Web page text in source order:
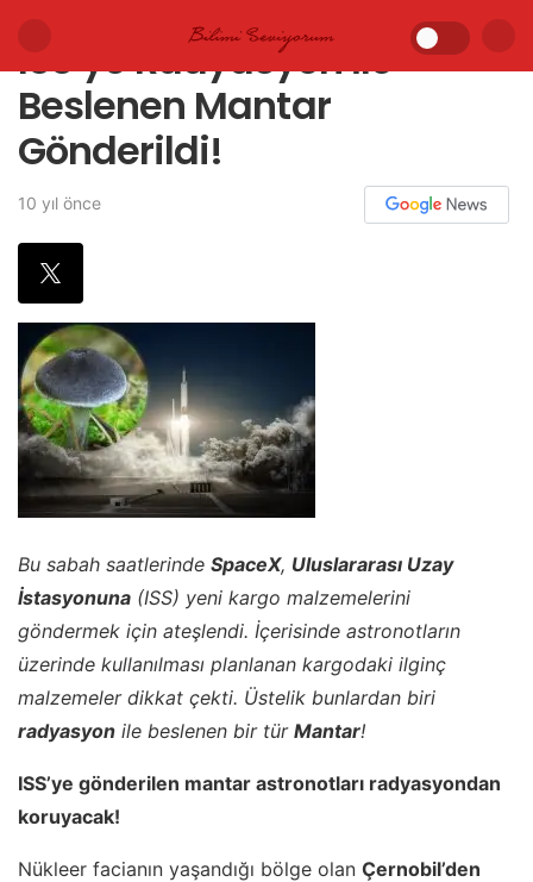
ISS’ye Radyasyon İle
Beslenen Mantar
Gönderildi!
10 yıl önce
Bu sabah saatlerinde SpaceX, Uluslararası Uzay
İstasyonuna (ISS) yeni kargo malzemelerini
göndermek için ateşlendi. İçerisinde astronotların
üzerinde kullanılması planlanan kargodaki ilginç
malzemeler dikkat çekti. Üstelik bunlardan biri
radyasyon ile beslenen bir tür Mantar!
ISS’ye gönderilen mantar astronotları radyasyondan
koruyacak!
Nükleer facianın yaşandığı bölge olan Çernobil’den